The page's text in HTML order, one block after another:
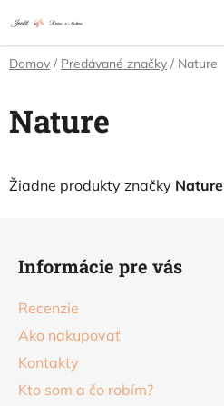
na
obsah
Domov / Predávané značky / Nature
Nature
Žiadne produkty značky Nature
Informácie pre vás
Recenzie
Ako nakupovať
Kontakty
Kto som a čo robím?